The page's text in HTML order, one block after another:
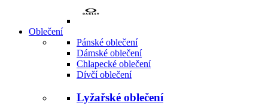
Oblečení
Pánské oblečení
Dámské oblečení
Chlapecké oblečení
Dívčí oblečení
Lyžařské oblečení